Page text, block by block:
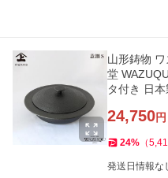
山形鋳物
堂
タ付き 日本
24,750円
24% （
発送日情報な